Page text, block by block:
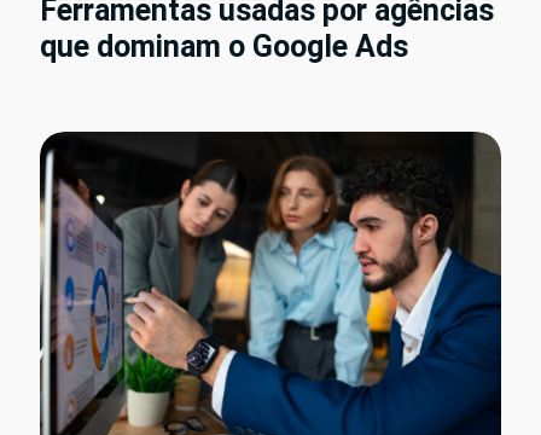
Ferramentas usadas por agências
que dominam o Google Ads